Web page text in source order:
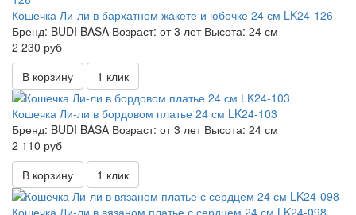
Кошечка Ли-ли в бархатном жакете и юбочке 24 см LK24-126
Бренд: BUDI BASA Возраст: от 3 лет Высота: 24 см
2 230 руб
В корзину
1 клик
Кошечка Ли-ли в бордовом платье 24 см LK24-103
Бренд: BUDI BASA Возраст: от 3 лет Высота: 24 см
2 110 руб
В корзину
1 клик
Кошечка Ли-ли в вязаном платье с сердцем 24 см LK24-098